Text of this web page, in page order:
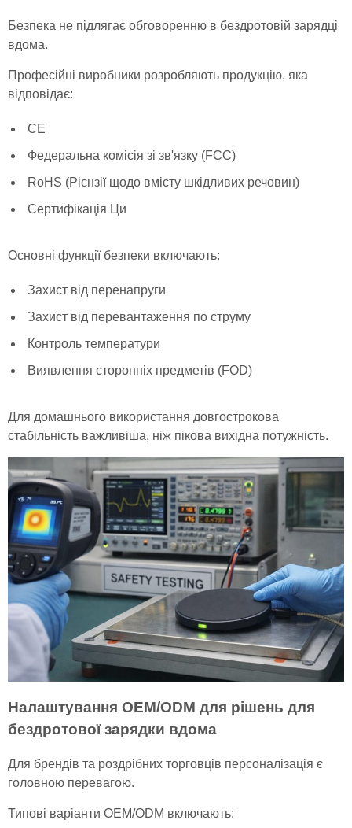
Безпека не підлягає обговоренню в бездротовій зарядці
вдома.
Професійні виробники розробляють продукцію, яка
відповідає:
CE
Федеральна комісія зі зв'язку (FCC)
RoHS (Рієнзії щодо вмісту шкідливих речовин)
Сертифікація Ци
Основні функції безпеки включають:
Захист від перенапруги
Захист від перевантаження по струму
Контроль температури
Виявлення сторонніх предметів (FOD)
Для домашнього використання довгострокова
стабільність важливіша, ніж пікова вихідна потужність.
Налаштування OEM/ODM для рішень для
бездротової зарядки вдома
Для брендів та роздрібних торговців персоналізація є
головною перевагою.
Типові варіанти OEM/ODM включають: